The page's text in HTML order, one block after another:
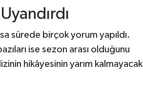
sürede birçok yorum yapıldı.
ise sezon arası olduğunu
hikâyesinin yarım kalmayacak